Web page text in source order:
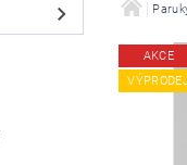
AKCE